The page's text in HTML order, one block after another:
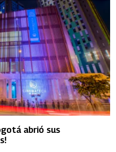
abrió sus